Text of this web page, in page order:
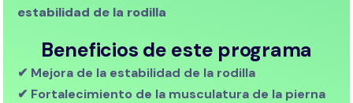
estabilidad de la rodilla
Beneficios de este programa
✔ Mejora de la estabilidad de la rodilla
✔ Fortalecimiento de la musculatura de la pierna